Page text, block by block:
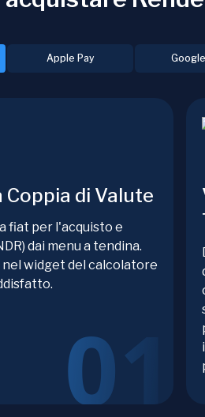
Apple Pay
Coppia di Valute
fiat per l'acquisto e
dai menu a tendina.
widget del calcolatore